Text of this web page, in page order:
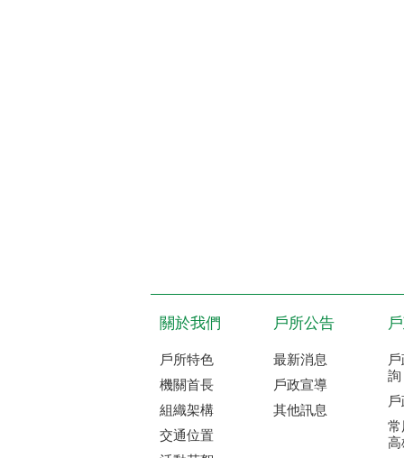
關於我們
戶所特色
機關首長
組織架構
交通位置
戶所公告
最新消息
戶政宣導
其他訊息
詢